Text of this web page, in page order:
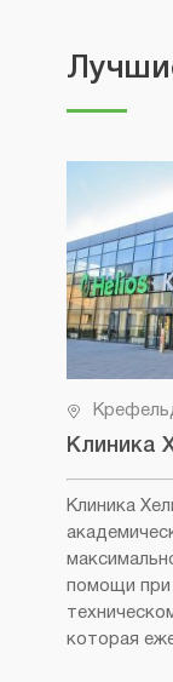
Клиника
Клиника
помощи при
которая